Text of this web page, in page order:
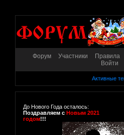
Форум Участники Правила
Войти
Активные
До Нового Года осталось:
Поздравляем с Новым 2021
годом!!!